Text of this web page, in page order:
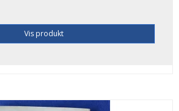
Vis produkt